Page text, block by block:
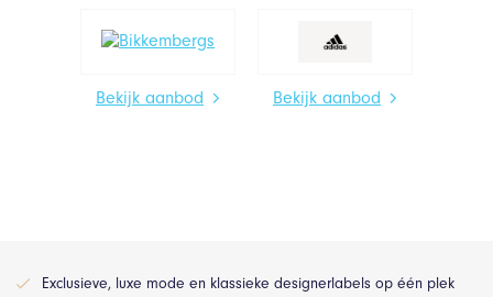
Bekijk aanbod Bekijk aanbod
Exclusieve, luxe mode en klassieke designerlabels op één plek